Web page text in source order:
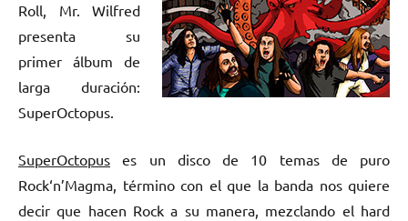
Roll, Mr. Wilfred
presenta su
primer álbum de
larga duración:
SuperOctopus.
SuperOctopus es un disco de 10 temas de puro
Rock‘n’Magma, término con el que la banda nos quiere
decir que hacen Rock a su manera, mezclando el hard